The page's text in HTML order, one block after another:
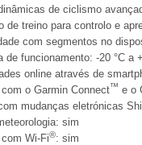
de ciclismo
de treino para controlo e
com segmentos no
de funcionamento: -20 °C a
online através de
o Garmin Connect™ e o
mudanças eletrónicas
sim
Wi-Fi®: sim